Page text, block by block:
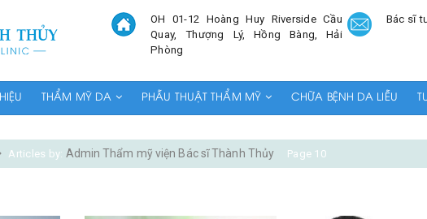
OH 01-12 Hoàng Huy Riverside Cầu
Quay, Thượng Lý, Hồng Bàng, Hải
Phòng
Bác sĩ
THẨM MỸ DA PHẪU THUẬT THẨM MỸ CHỮA BỆNH DA LIỄU
Articles by: Admin Thẩm mỹ viện Bác sĩ Thành Thủy Page 10